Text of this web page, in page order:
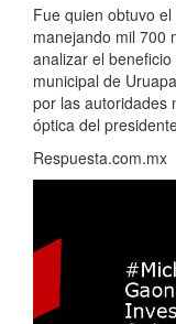
Fue quien obtuvo
manejando mil 700
analizar el
municipal de
por las autoridades
óptica del
Respuesta.com.mx